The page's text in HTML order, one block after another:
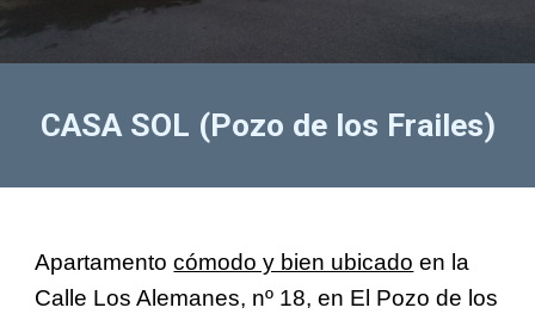
CASA SOL (Pozo de los Frailes)
Apartamentocómodo y bien ubicado en la
Calle Los Alemanes, nº 18, en El Pozo de los